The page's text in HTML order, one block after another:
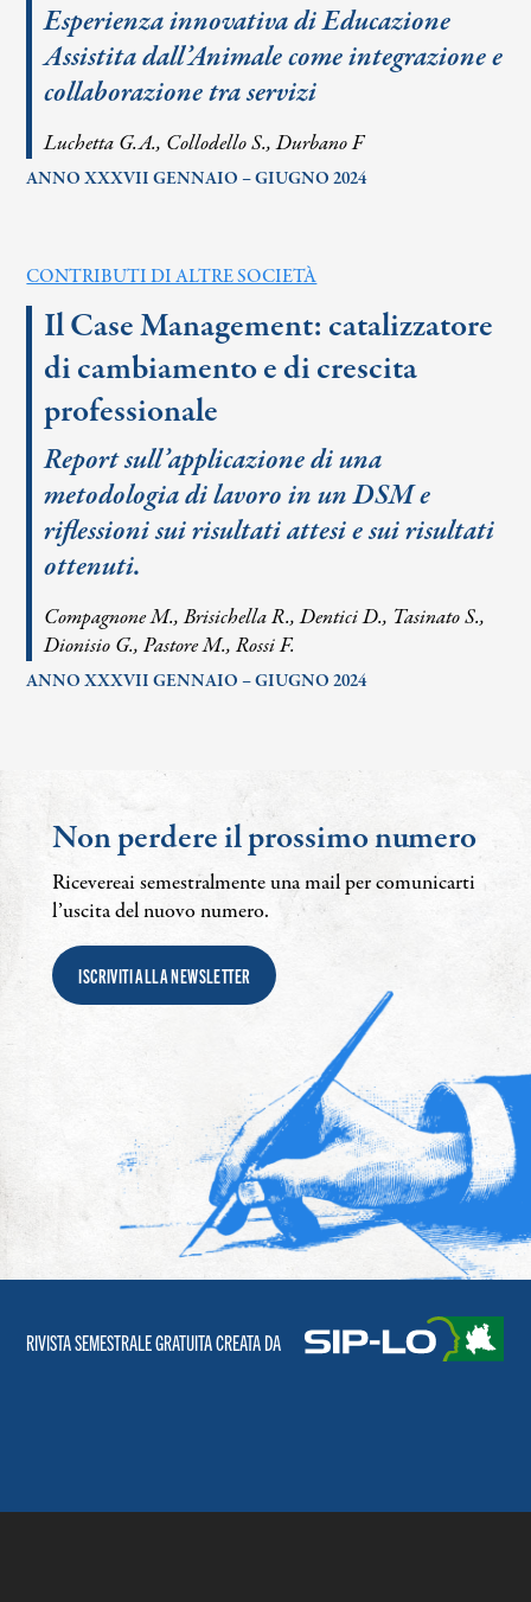
Esperienza innovativa di Educazione
Assistita dall’Animale come integrazione e
collaborazione tra servizi
Luchetta G.A., Collodello S., Durbano F
ANNO XXXVII GENNAIO – GIUGNO 2024
CONTRIBUTI DI ALTRE SOCIETÀ
Il Case Management: catalizzatore
di cambiamento e di crescita
professionale
Report sull’applicazione di una
metodologia di lavoro in un DSM e
riflessioni sui risultati attesi e sui risultati
ottenuti.
Compagnone M., Brisichella R., Dentici D., Tasinato S.,
Dionisio G., Pastore M., Rossi F.
ANNO XXXVII GENNAIO – GIUGNO 2024
Non perdere il prossimo numero
Ricevereai semestralmente una mail per comunicarti
l’uscita del nuovo numero.
ISCRIVITI ALLA NEWSLETTER
RIVISTA SEMESTRALE GRATUITA CREATA DA